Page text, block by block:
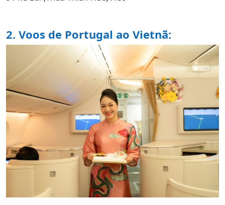
2. Voos de Portugal ao Vietnã: